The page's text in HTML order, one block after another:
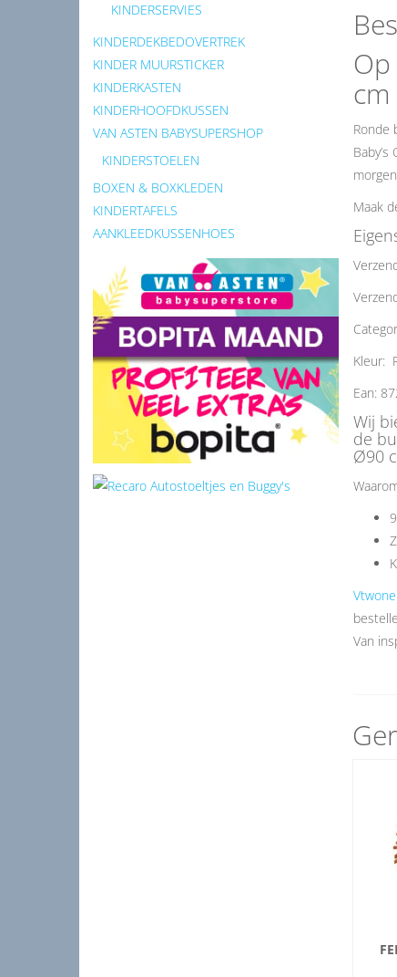
KINDERSERVIES
KINDERDEKBEDOVERTREK
KINDER MUURSTICKER
KINDERKASTEN
KINDERHOOFDKUSSEN
VAN ASTEN BABYSUPERSHOP
KINDERSTOELEN
BOXEN & BOXKLEDEN
KINDERTAFELS
AANKLEEDKUSSENHOES
Ronde
Maak
Kleur:
Ean:
Wij
de
Ø90
Van